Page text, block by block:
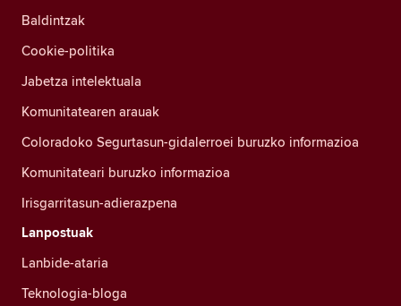
Baldintzak
Cookie-politika
Jabetza intelektuala
Komunitatearen arauak
Coloradoko Segurtasun-gidalerroei buruzko informazioa
Komunitateari buruzko informazioa
Irisgarritasun-adierazpena
Lanpostuak
Lanbide-ataria
Teknologia-bloga